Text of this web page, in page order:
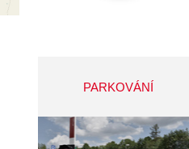
PARKOVÁNÍ